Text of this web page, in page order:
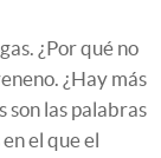
¿Por qué no
¿Hay más
son las palabras
el que el